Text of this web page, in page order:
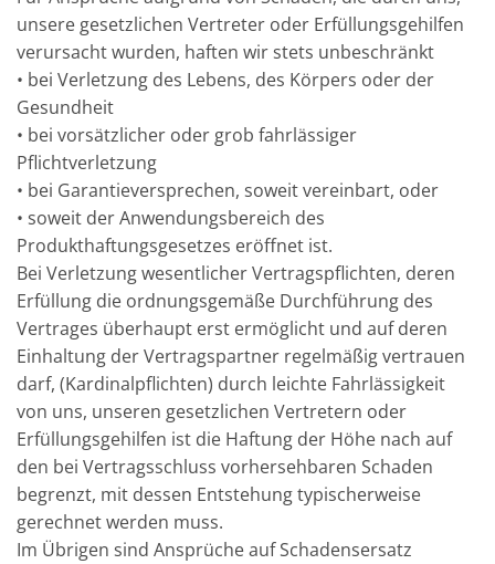
unsere gesetzlichen Vertreter oder Erfüllungsgehilfen
verursacht wurden, haften wir stets unbeschränkt
• bei Verletzung des Lebens, des Körpers oder der
Gesundheit
• bei vorsätzlicher oder grob fahrlässiger
Pflichtverletzung
• bei Garantieversprechen, soweit vereinbart, oder
• soweit der Anwendungsbereich des
Produkthaftungsgesetzes eröffnet ist.
Bei Verletzung wesentlicher Vertragspflichten, deren
Erfüllung die ordnungsgemäße Durchführung des
Vertrages überhaupt erst ermöglicht und auf deren
Einhaltung der Vertragspartner regelmäßig vertrauen
darf, (Kardinalpflichten) durch leichte Fahrlässigkeit
von uns, unseren gesetzlichen Vertretern oder
Erfüllungsgehilfen ist die Haftung der Höhe nach auf
den bei Vertragsschluss vorhersehbaren Schaden
begrenzt, mit dessen Entstehung typischerweise
gerechnet werden muss.
Im Übrigen sind Ansprüche auf Schadensersatz